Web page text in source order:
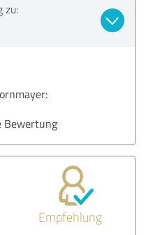
zu:
Bewertung
Empfehlung